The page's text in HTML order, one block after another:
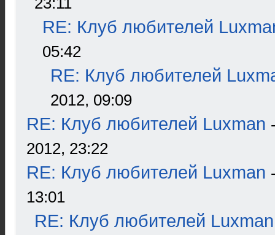
RE: Клуб любителей
05:42
RE: Клуб любителей
2012, 09:09
RE: Клуб любителей Luxman
2012, 23:22
RE: Клуб любителей Luxman
13:01
RE: Клуб любителей Luxman